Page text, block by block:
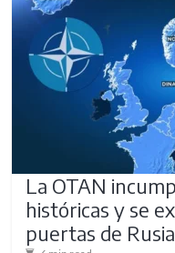
La OTAN
históricas y se
puertas de Rusia